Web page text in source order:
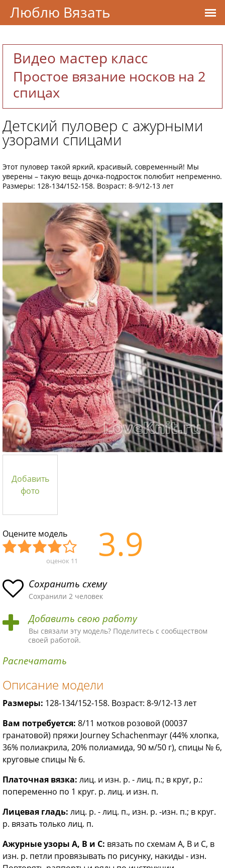
Видео мастер класс
Простое вязание носков на 2
спицах
Детский пуловер с ажурными
узорами спицами
Этот пуловер такой яркий, красивый, современный! Мы
уверены – такую вещь дочка-подросток полюбит непременно.
Размеры: 128-134/152-158. Возраст: 8-9/12-13 лет
Добавить
фото
Оцените модель
асн
ая
ма
пло
хая
ма
ыч
ная
ма
Хор
ая
ма
Отл
ая
ма!
оценок 11 3.9
Сохранить схему
Сохранили 2 человек
Добавить свою работу
Вы связали эту модель? Поделитесь с сообществом
своей работой.
Распечатать
Описание модели
Размеры: 128-134/152-158. Возраст: 8-9/12-13 лет
Вам потребуется: 8/11 мотков розовой (00037
гранатовой) пряжи Journey Schachenmayr (44% хлопка,
36% полиакрила, 20% полиамида, 90 м/50 г), спицы № 6,
круговые спицы № 6.
Платочная вязка: лиц. и изн. р. - лиц. п.; в круг, р.:
попеременно пo 1 круг. р. лиц. и изн. п.
Лицевая гладь: лиц. р. - лиц. п., изн. р. -изн. п.; в круг.
р. вязать только лиц. п.
Ажурные узоры А, В и С: вязать по схемам А, В и С, в
изн. р. петли провязывать по рисунку, накиды - изн.
Люблю Вязать